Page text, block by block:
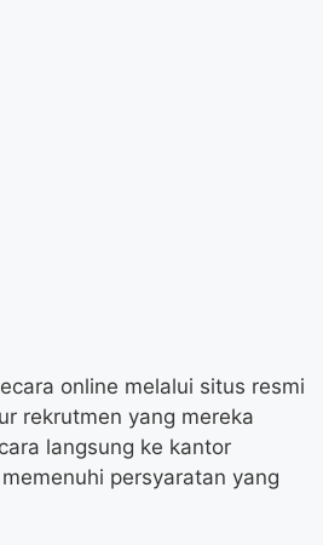
online melalui situs resmi
rekrutmen yang mereka
langsung ke kantor
persyaratan yang